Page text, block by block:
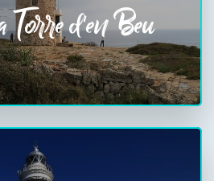
Torre d'en Beu